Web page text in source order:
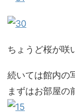
ちょうど桜が咲
続いては館内の
まずはお部屋の